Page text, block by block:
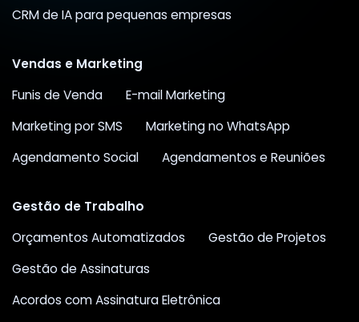
CRM de IA para pequenas empresas
Vendas e Marketing
Funis de Venda
E-mail Marketing
Marketing por SMS
Marketing no WhatsApp
Agendamento Social
Agendamentos e Reuniões
Gestão de Trabalho
Orçamentos Automatizados
Gestão de Projetos
Gestão de Assinaturas
Acordos com Assinatura Eletrônica